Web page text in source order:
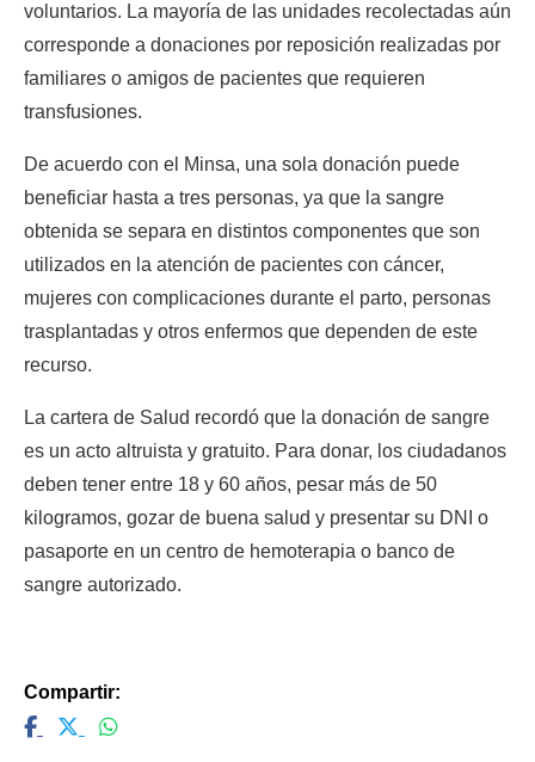
voluntarios. La mayoría de las unidades recolectadas aún
corresponde a donaciones por reposición realizadas por
familiares o amigos de pacientes que requieren
transfusiones.
De acuerdo con el Minsa, una sola donación puede
beneficiar hasta a tres personas, ya que la sangre
obtenida se separa en distintos componentes que son
utilizados en la atención de pacientes con cáncer,
mujeres con complicaciones durante el parto, personas
trasplantadas y otros enfermos que dependen de este
recurso.
La cartera de Salud recordó que la donación de sangre
es un acto altruista y gratuito. Para donar, los ciudadanos
deben tener entre 18 y 60 años, pesar más de 50
kilogramos, gozar de buena salud y presentar su DNI o
pasaporte en un centro de hemoterapia o banco de
sangre autorizado.
Compartir: